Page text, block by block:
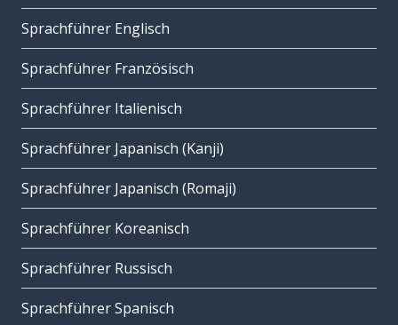
Sprachführer Englisch
Sprachführer Französisch
Sprachführer Italienisch
Sprachführer Japanisch (Kanji)
Sprachführer Japanisch (Romaji)
Sprachführer Koreanisch
Sprachführer Russisch
Sprachführer Spanisch